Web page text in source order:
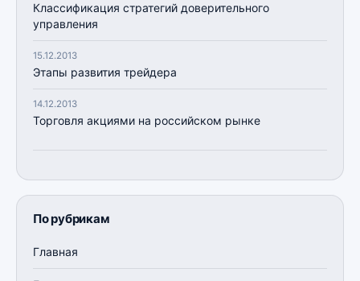
Классификация стратегий доверительного
управления
15.12.2013
Этапы развития трейдера
14.12.2013
Торговля акциями на российском рынке
По рубрикам
Главная